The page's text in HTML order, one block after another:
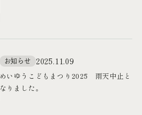
お知らせ 2025.11.09
めいゆうこどもまつり2025 雨天中止と
なりました。